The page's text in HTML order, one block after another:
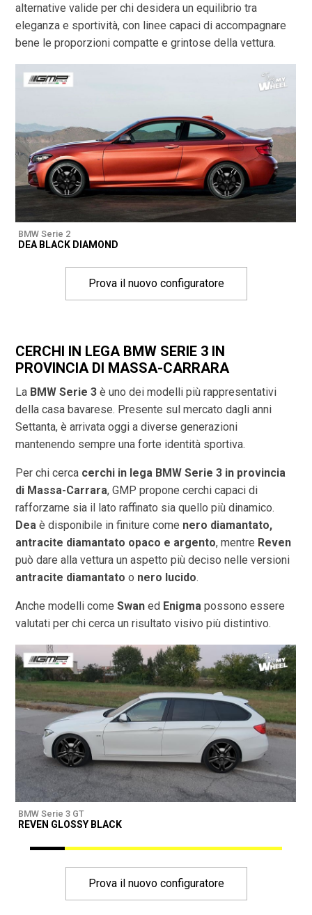
alternative valide per chi desidera un equilibrio tra
eleganza e sportività, con linee capaci di accompagnare
bene le proporzioni compatte e grintose della vettura.
BMW Serie 2
DEA BLACK DIAMOND
Prova il nuovo configuratore
CERCHI IN LEGA BMW SERIE 3 IN
PROVINCIA DI MASSA-CARRARA
La BMW Serie 3 è uno dei modelli più rappresentativi
della casa bavarese. Presente sul mercato dagli anni
Settanta, è arrivata oggi a diverse generazioni
mantenendo sempre una forte identità sportiva.
Per chi cerca cerchi in lega BMW Serie 3 in provincia
di Massa-Carrara, GMP propone cerchi capaci di
rafforzarne sia il lato raffinato sia quello più dinamico.
Dea è disponibile in finiture come nero diamantato,
antracite diamantato opaco e argento, mentre Reven
può dare alla vettura un aspetto più deciso nelle versioni
antracite diamantato o nero lucido.
Anche modelli comeSwan ed Enigma possono essere
valutati per chi cerca un risultato visivo più distintivo.
BMW Serie 3 GT
REVEN GLOSSY BLACK
Prova il nuovo configuratore